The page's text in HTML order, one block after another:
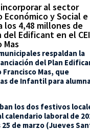
al sector
Económico y Social e
4,48 millones de
Edificant en el
Mas
respaldan la
del Plan
Francisco Mas, que
de Infantil para
los dos festivos
calendario laboral de
de marzo (Jueves